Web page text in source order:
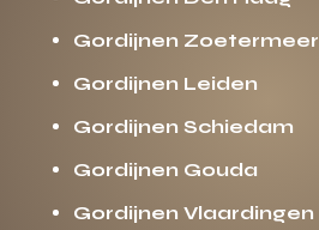
Gordijnen Zoetermeer
Gordijnen Leiden
Gordijnen Schiedam
Gordijnen Gouda
Gordijnen Vlaardingen